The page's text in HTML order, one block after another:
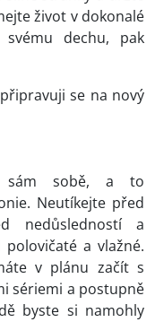
život v dokonalé
dechu, pak
se na nový
sám sobě, a to
Neutíkejte před
nedůsledností a
a vlažné.
v plánu začít s
sériemi a postupně
byste si namohly